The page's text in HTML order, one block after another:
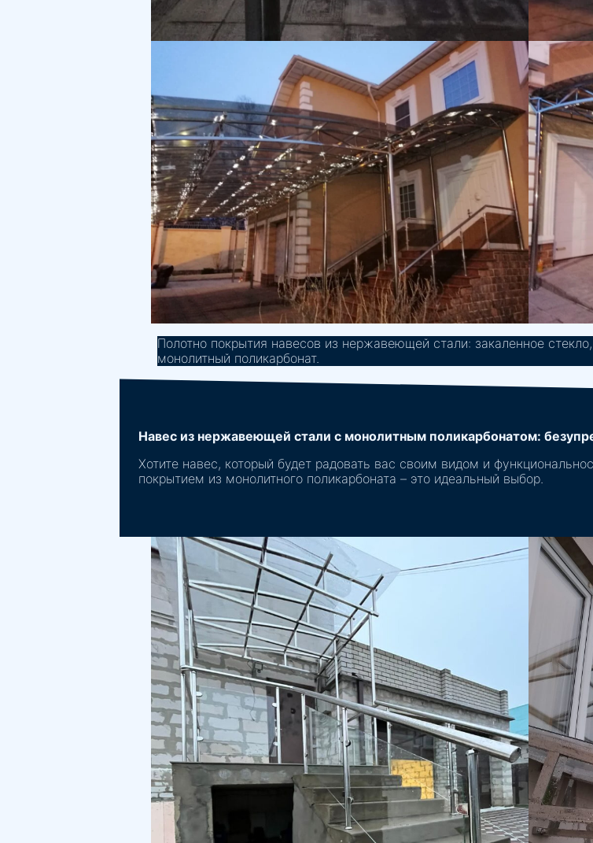
Полотно покрытия навесов из нержавеющей стали: закаленное
монолитный поликарбонат.
Навес из нержавеющей стали с монолитным поликарбонатом:
Хотите навес, который будет радовать вас своим видом и
покрытием из монолитного поликарбоната – это идеальный выбор.